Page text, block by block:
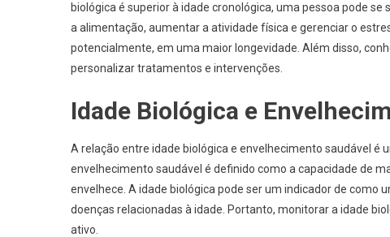
biológica é superior à idade cronológica, uma pessoa pode
a alimentação, aumentar a atividade física e gerenciar o
potencialmente, em uma maior longevidade. Além disso,
personalizar tratamentos e intervenções.
Idade Biológica e
A relação entre idade biológica e envelhecimento saudável é
envelhecimento saudável é definido como a capacidade de
envelhece. A idade biológica pode ser um indicador de como
doenças relacionadas à idade. Portanto, monitorar a idade
ativo.